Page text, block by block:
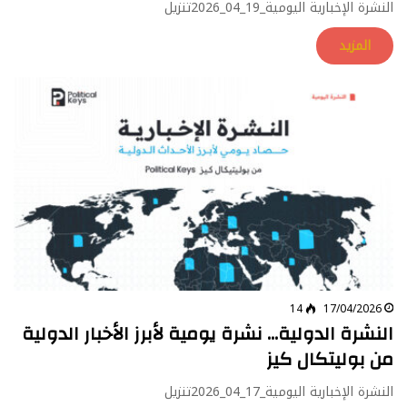
النشرة الإخبارية اليومية_19_04_2026تنزيل
المزيد
17/04/2026
14
النشرة الدولية… نشرة يومية لأبرز الأخبار الدولية
من بوليتكال كيز
النشرة الإخبارية اليومية_17_04_2026تنزيل